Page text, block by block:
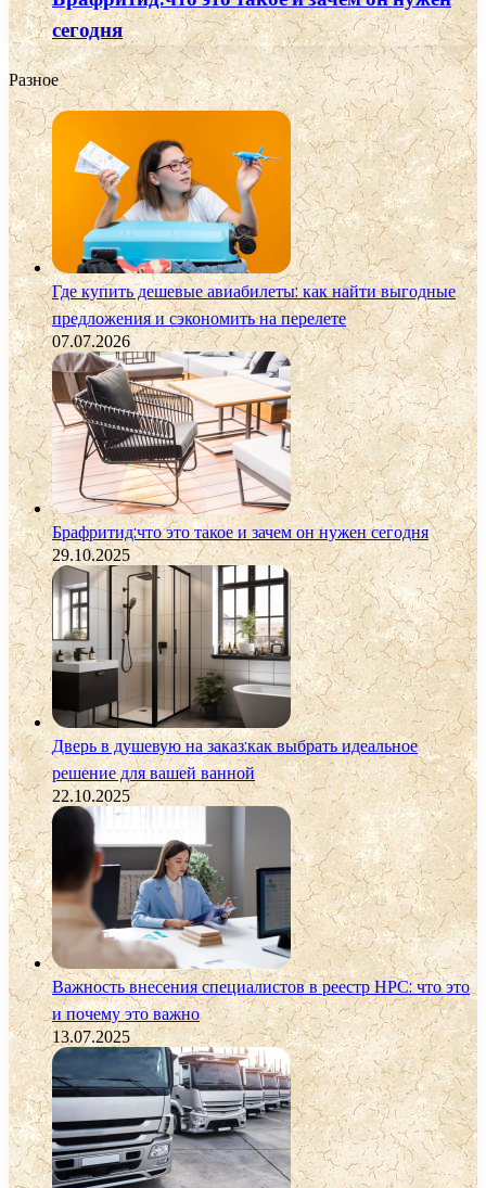
сегодня
Разное
Где купить дешевые авиабилеты: как найти выгодные
предложения и сэкономить на перелете
07.07.2026
Брафритид:что это такое и зачем он нужен сегодня
29.10.2025
Дверь в душевую на заказ:как выбрать идеальное
решение для вашей ванной
22.10.2025
Важность внесения специалистов в реестр НРС: что это
и почему это важно
13.07.2025